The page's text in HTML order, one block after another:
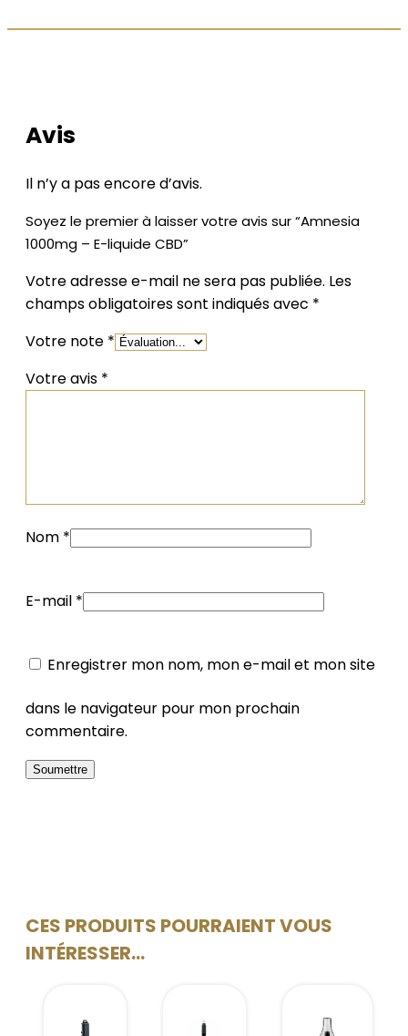
Avis
Il n’y a pas encore d’avis.
Soyez le premier à laisser votre avis sur “Amnesia
1000mg – E-liquide CBD”
Votre adresse e-mail ne sera pas publiée. Les
champs obligatoires sont indiqués avec *
Votre note *
Votre avis *
Nom *
E-mail *
Enregistrer mon nom, mon e-mail et mon site
dans le navigateur pour mon prochain
commentaire.
CES PRODUITS POURRAIENT VOUS
INTÉRESSER...